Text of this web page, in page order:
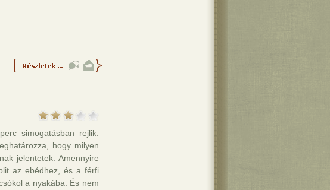
simogatásban rejlik.
hogy milyen
jelentetek. Amennyire
az ebédhez, és a férfi
a nyakába. És nem